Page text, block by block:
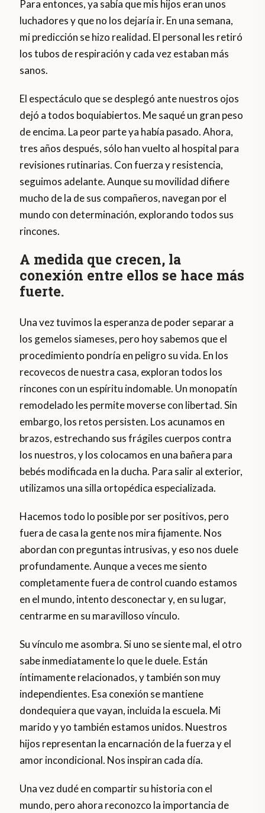
Para entonces, ya sabía que mis hijos eran unos
luchadores y que no los dejaría ir. En una semana,
mi predicción se hizo realidad. El personal les retiró
los tubos de respiración y cada vez estaban más
sanos.
El espectáculo que se desplegó ante nuestros ojos
dejó a todos boquiabiertos. Me saqué un gran peso
de encima. La peor parte ya había pasado. Ahora,
tres años después, sólo han vuelto al hospital para
revisiones rutinarias. Con fuerza y resistencia,
seguimos adelante. Aunque su movilidad difiere
mucho de la de sus compañeros, navegan por el
mundo con determinación, explorando todos sus
rincones.
A medida que crecen, la
conexión entre ellos se hace más
fuerte.
Una vez tuvimos la esperanza de poder separar a
los gemelos siameses, pero hoy sabemos que el
procedimiento pondría en peligro su vida. En los
recovecos de nuestra casa, exploran todos los
rincones con un espíritu indomable. Un monopatín
remodelado les permite moverse con libertad. Sin
embargo, los retos persisten. Los acunamos en
brazos, estrechando sus frágiles cuerpos contra
los nuestros, y los colocamos en una bañera para
bebés modificada en la ducha. Para salir al exterior,
utilizamos una silla ortopédica especializada.
Hacemos todo lo posible por ser positivos, pero
fuera de casa la gente nos mira fijamente. Nos
abordan con preguntas intrusivas, y eso nos duele
profundamente. Aunque a veces me siento
completamente fuera de control cuando estamos
en el mundo, intento desconectar y, en su lugar,
centrarme en su maravilloso vínculo.
Su vínculo me asombra. Si uno se siente mal, el otro
sabe inmediatamente lo que le duele. Están
íntimamente relacionados, y también son muy
independientes. Esa conexión se mantiene
dondequiera que vayan, incluida la escuela. Mi
marido y yo también estamos unidos. Nuestros
hijos representan la encarnación de la fuerza y el
amor incondicional. Nos inspiran cada día.
Una vez dudé en compartir su historia con el
mundo, pero ahora reconozco la importancia de